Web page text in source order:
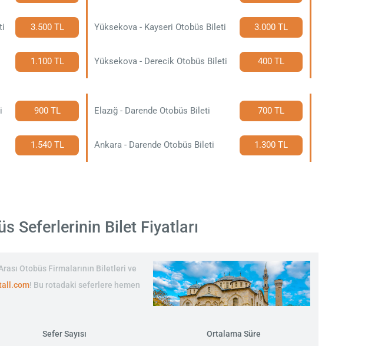
3.500 TL Yüksekova - Kayseri Otobüs Bileti 3.000 TL
1.100 TL Yüksekova - Derecik Otobüs Bileti 400 TL
900 TL Elazığ - Darende Otobüs Bileti 700 TL
1.540 TL Ankara - Darende Otobüs Bileti 1.300 TL
Seferlerinin Bilet Fiyatları
Otobüs Firmalarının Biletleri ve
! Bu rotadaki seferlere hemen
Sefer Sayısı Ortalama Süre